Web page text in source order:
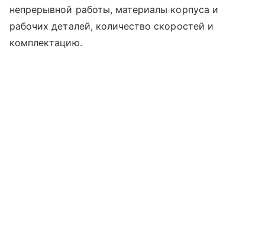
непрерывной работы, материалы корпуса и
рабочих деталей, количество скоростей и
комплектацию.